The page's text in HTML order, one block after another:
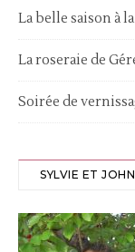
La belle saison à
La roseraie de
Soirée de
SYLVIE ET